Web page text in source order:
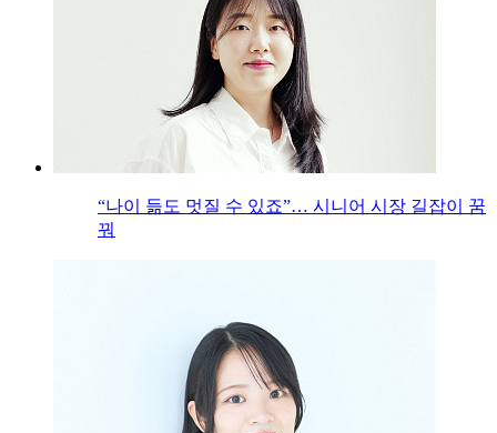
“나이 듦도 멋질 수 있죠”… 시니어 시장 길잡이 꿈
꿔